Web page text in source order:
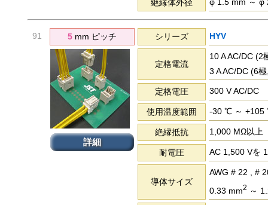
絶縁体外径
91 5 mm ピッチ シリーズ HYV
詳細
定格電流
10 A AC/DC (2
3 A AC/DC (6
定格電圧 300 V AC/DC
使用温度範囲 -30 ℃ ～
絶縁抵抗 1,000 MΩ以上
耐電圧 AC 1,500 Vを
導体サイズ
AWG # 22 , #
0.33 mm2 ～